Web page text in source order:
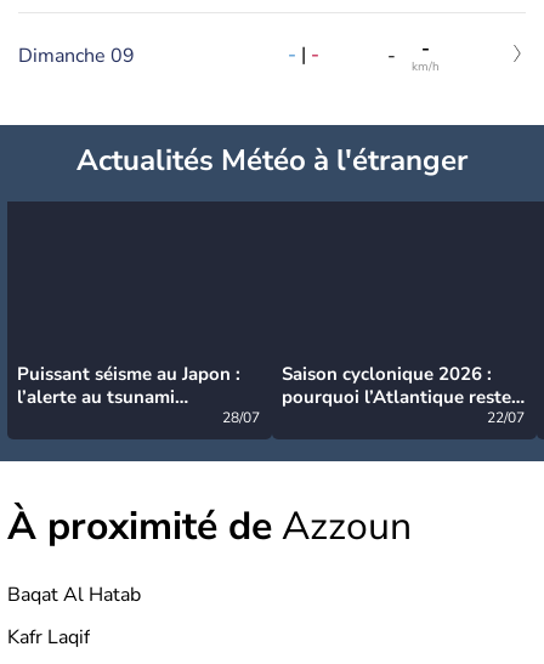
Dimanche 09 - | - - -
km/h
Actualités Météo à l'étranger
Puissant séisme au Japon :
l’alerte au tsunami
28/07
Saison cyclonique 2026 :
pourquoi l’Atlantique reste
22/07
À proximité deAzzoun
Baqat Al Hatab
Kafr Laqif